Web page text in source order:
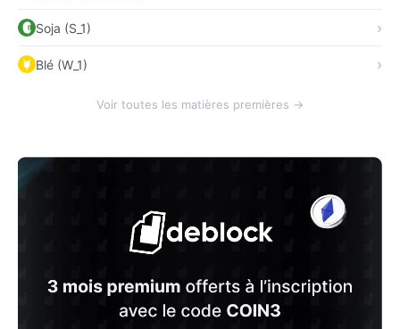
Soja (S_1)
Blé (W_1)
Voir toutes les matières premières →